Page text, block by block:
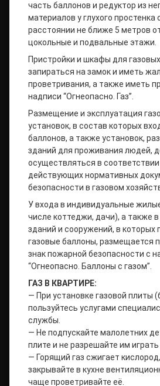
часть баллонов и редуктор из
материалов у глухого простенка
расстоянии не ближе 5 метров
цокольные и подвальные этажи.
Пристройки и шкафы для
запираться на замок и иметь
проветривания, а также иметь
надписи “Огнеопасно. Газ”.
Размещение и эксплуатация
установок, в состав которых
баллонов, а также установок,
зданий для проживания людей,
осуществляться в
действующих нормативных
безопасности в газовом
У входа в индивидуальные
числе коттеджи, дачи), а также
зданий и сооружений, в которых
газовые баллоны, размещается
знак пожарной безопасности с
“Огнеопасно. Баллоны с газом”.
ГАЗ В КВАРТИРЕ:
— При установке газовой плиты
пользуйтесь услугами
службы.
— Не подпускайте малолетних
плите и не разрешайте им играть
— Горящий газ сжигает
закрывайте в кухне
чаще проветривайте её.